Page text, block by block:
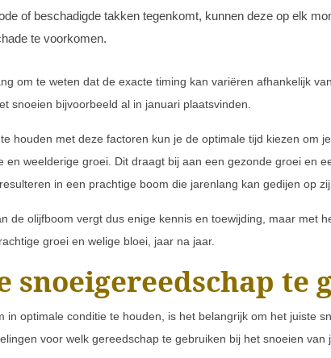
of beschadigde takken tegenkomt, kunnen deze op elk
te voorkomen.
om te weten dat de exacte timing kan variëren afhankelijk
snoeien bijvoorbeeld al in januari plaatsvinden.
houden met deze factoren kun je de optimale tijd kiezen om
en weelderige groei. Dit draagt bij aan een gezonde groei en
in een prachtige boom die jarenlang kan gedijen op
de olijfboom vergt dus enige kennis en toewijding, maar met
groei en welige bloei, jaar na jaar.
snoeigereedschap te
in optimale conditie te houden, is het belangrijk om het juiste
voor welk gereedschap te gebruiken bij het snoeien van